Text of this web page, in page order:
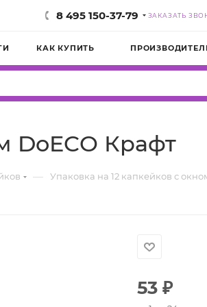
8 495 150-37-79 ЗАКАЗАТЬ
КАК КУПИТЬ
DoECO Крафт
— Упаковка на 12 капкейков с
53 ₽